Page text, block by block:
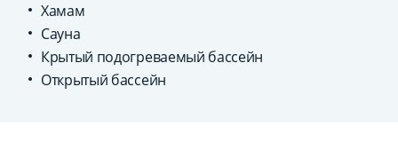
Хамам
Сауна
Крытый подогреваемый бассейн
Открытый бассейн